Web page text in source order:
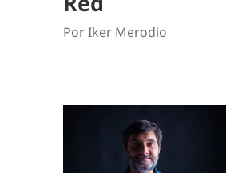
Por Iker Merodio